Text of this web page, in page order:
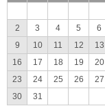
2
3 4 5 6
9
10 11 12 13
16
17 18 19 20
23
24 25 26 27
30
31